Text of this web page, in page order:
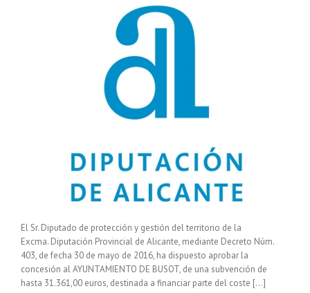
El Sr. Diputado de protección y gestión del territorio de la
Excma. Diputación Provincial de Alicante, mediante Decreto Núm.
403, de fecha 30 de mayo de 2016, ha dispuesto aprobar la
concesión al AYUNTAMIENTO DE BUSOT, de una subvención de
hasta 31.361,00 euros, destinada a financiar parte del coste […]